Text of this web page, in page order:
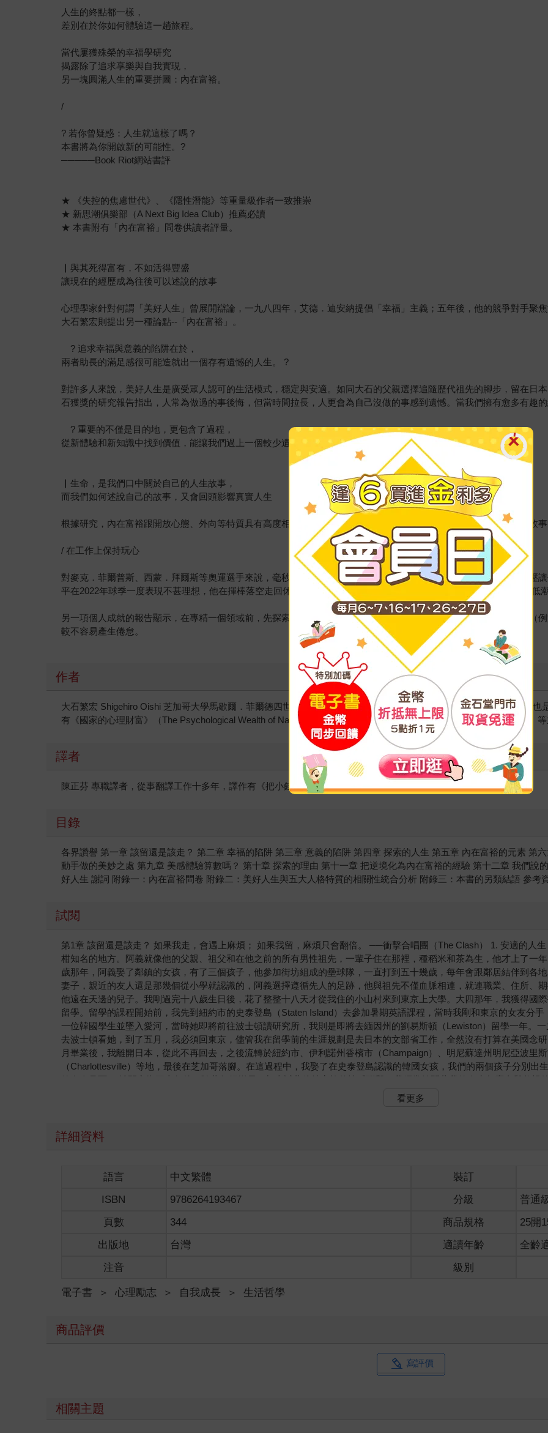
人生的終點都一樣，
差別在於你如何體驗這一趟旅程。
當代屢獲殊榮的幸福學研究
揭露除了追求享樂與自我實現，
另一塊圓滿人生的重要拼圖：內在富裕。
/
? 若你曾疑惑：人生就這樣了嗎？
本書將為你開啟新的可能性。?
─────Book Riot網站書評
★ 《失控的焦慮世代》、《隱性潛能》等重量級作者一致推崇
★ 新思潮俱樂部（A Next Big Idea Club）推薦必讀
★ 本書附有「內在富裕」問卷供讀者評量。
▏與其死得富有，不如活得豐盛
讓現在的經歷成為往後可以述說的故事
心理學家針對何謂「美好人生」曾展開辯論，一九八四年，艾德．迪安納提倡「幸福」主義；五年後，他的競爭對手聚
大石繁宏則提出另一種論點--「內在富裕」。
? 追求幸福與意義的陷阱在於，
兩者助長的滿足感很可能造就出一個存有遺憾的人生。 ?
對許多人來說，美好人生是廣受眾人認可的生活模式，穩定與安適。如同大石的父親選擇追隨歷代祖先的腳步，留在日
石獲獎的研究報告指出，人常為做過的事後悔，但當時間拉長，人更會為自己沒做的事感到遺憾。當我們擁有愈多有趣
? 重要的不僅是目的地，更包含了過程，
從新體驗和新知識中找到價值，能讓我們過上一個較少遺憾的人生。 ?
▏生命，是我們口中關於自己的人生故事，
而我們如何述說自己的故事，又會回頭影響真實人生
根據研究，內在富裕跟開放心態、外向等特質具有高度相關性，然而，不論是哪種性格的人都可透過練習改寫自己的故
/ 在工作上保持玩心
對麥克．菲爾普斯、西蒙．拜爾斯等奧運選手來說，毫秒之差或一個小失誤，足以讓四年的努力付諸流水，這樣的高壓
平在2022年球季一度表現不甚理想，他在揮棒落空走回休息區時，替球棒進行了CPR（心肺復甦），用幽默感來面對低
另一項個人成就的報告顯示，在專精一個領域前，先探索過其他多領域的人，雖然達到巔峰的時間較晚，但成就更高（
較不容易產生倦怠。
作者
大石繁宏 Shigehiro Oishi 芝加哥大學馬歇爾．菲爾德四世心理學教授（Marshall Field IV Professor of Psychology），
有《國家的心理財富》（The Psychological Wealth of Nations），他的研究常被刊登在《紐約時報》和《華爾街日報》
譯者
陳正芬 專職譯者，從事翻譯工作十多年，譯作有《把小錢滾成大財富》、《憑什麼相信你》等。
目錄
各界讚譽 第一章 該留還是該走？ 第二章 幸福的陷阱 第三章 意義的陷阱 第四章 探索的人生 第五章 內在富裕的元素 第
動手做的美妙之處 第九章 美感體驗算數嗎？ 第十章 探索的理由 第十一章 把逆境化為內在富裕的經驗 第十二章 我們說
好人生 謝詞 附錄一：內在富裕問卷 附錄二：美好人生與五大人格特質的相關性統合分析 附錄三：本書的另類結語 參考
試閱
第1章 該留還是該走？ 如果我走，會遇上麻煩； 如果我留，麻煩只會翻倍。 ──衝擊合唱團（The Clash） 1. 安適的人
柑知名的地方。阿義就像他的父親、祖父和在他之前的所有男性祖先，一輩子住在那裡，種稻米和茶為生，他才上了一
歲那年，阿義娶了鄰鎮的女孩，有了三個孩子，他參加街坊組成的壘球隊，一直打到五十幾歲，每年會跟鄰居結伴到各
妻子，親近的友人還是那幾個從小學就認識的，阿義選擇遵循先人的足跡，他與祖先不僅血脈相連，就連職業、住所、
他遠在天邊的兒子。我剛過完十八歲生日後，花了整整十八天才從我住的小山村來到東京上大學。大四那年，我獲得國
留學。留學的課程開始前，我先到紐約市的史泰登島（Staten Island）去參加暑期英語課程，當時我剛和東京的女友分
一位韓國學生並墜入愛河，當時她即將前往波士頓讀研究所，我則是即將去緬因州的劉易斯頓（Lewiston）留學一年。
去波士頓看她，到了五月，我必須回東京，儘管我在留學前的生涯規劃是去日本的文部省工作，全然沒有打算在美國念
月畢業後，我離開日本，從此不再回去，之後流轉於紐約市、伊利諾州香檳市（Champaign）、明尼蘇達州明尼亞波里
（Charlottesville）等地，最後在芝加哥落腳。在這過程中，我娶了在史泰登島認識的韓國女孩，我們的兩個孩子分別
的友人見面。 離開家鄉三十年後，隨著年紀增長，加上試著維持家族的情感聯繫，我經常納悶著我的人生怎麼會與父
開家鄉，相反地，我也想知道自己為何如此漂泊。 父親的人生安定、熟悉且舒適。春季的年度賞櫻會，夏季的盆踴祭
代，聊聊農事，但老實說，我知道自己不可能過那樣的生活，因為我極度渴望見識外面的世界，渴望到無法遵循祖先一
樣，忠誠、謹慎且念舊，將安定列為人生的優先；有些人或許比較像我，對外界的變化敏感、異想天開、愛冒險，擁抱
年來的心理科學研究，輔以現有文學、電影、哲學著作中的案例資料，但我們首先要問的是，究竟什麼是美好的人生？
福？」塔特的提問值得深思。我們是否應該努力追求幸福？還是先努力使他人幸福，然後才想到自己？ 首先，什麼是
做的事？還是追求並完成事業目標？又或是到海邊玩耍或是做spa？我在人生中曾經做過很多自私的決定，包括在我兒
其他人幸福而犧牲了他自己。如果搬到縣內另一個熱鬧的城市，他賺的錢大概會多很多。諷刺的是多年後，他對當初決
抱知足心態（也就是安於所有），都能提升幸福的程度，父親如此幸福的主要原因，可能是他調整自己的期望，珍惜在
是無怨無悔的人生嗎？人會為最近做過的事後悔，後悔說了不該說的話或是做了不該做的事，然而從長遠來說，人會為
有回學校繼續進修，有些人過著自我犧牲與美德的人生，卻錯過種種機會，最終招致更多的遺憾和悔恨；自我犧牲確實
說《秀拉》（Sula）中就出現了這樣的例子，書中的妮爾．萊特（Nel Wright）擱置了兒時的冒險」夢想，按著家人的
看更多
詳細資料
語言 中文繁體
裝訂
ISBN
9786264193467 分級
普通
頁數
344 商品規格
25開
出版地
台灣 適讀年齡
全齡
注音
級別
電子書 ＞ 心理勵志 ＞ 自我成長 ＞ 生活哲學
商品評價
寫評價
相關主題